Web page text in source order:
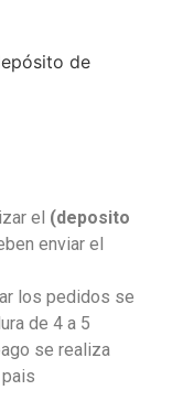
de
el (deposito
enviar el
los pedidos se
de 4 a 5
se realiza